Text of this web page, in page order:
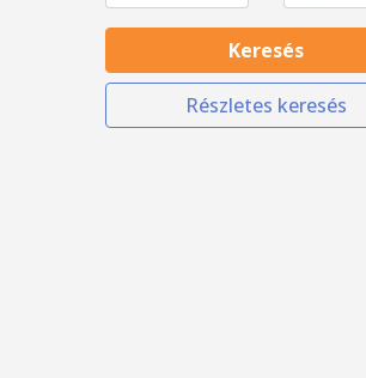
Keresés
Részletes keresés